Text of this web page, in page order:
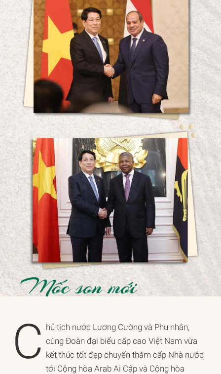
C hủ tịch nước Lương Cường và Phu nhân,
cùng Đoàn đại biểu cấp cao Việt Nam vừa
kết thúc tốt đẹp chuyến thăm cấp Nhà nước
tới Cộng hòa Arab Ai Cập và Cộng hòa